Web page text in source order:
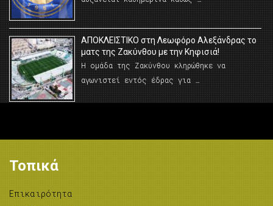
AΠΟΚΛΕΙΣΤΙΚΟ στη Λεωφόρο Αλεξάνδρας το
ματς της Ζακύνθου με την Κηφισιά!
Η ομάδα της Ζακύνθου κληρώθηκε να
αγωνιστεί εντός έδρας για …
Τοπικά
Επικαιρότητα